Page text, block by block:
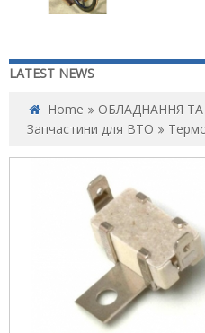
LATEST NEWS
Home
ОБЛАДНАННЯ
Запчастини для ВТО